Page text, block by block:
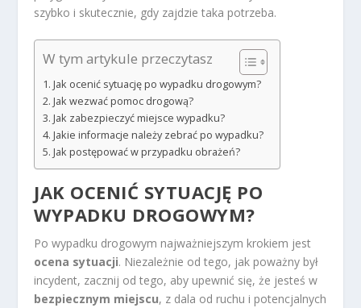
szybko i skutecznie, gdy zajdzie taka potrzeba.
W tym artykule przeczytasz
Jak ocenić sytuację po wypadku drogowym?
Jak wezwać pomoc drogową?
Jak zabezpieczyć miejsce wypadku?
Jakie informacje należy zebrać po wypadku?
Jak postępować w przypadku obrażeń?
JAK OCENIĆ SYTUACJĘ PO
WYPADKU DROGOWYM?
Po wypadku drogowym najważniejszym krokiem jest
ocena sytuacji. Niezależnie od tego, jak poważny był
incydent, zacznij od tego, aby upewnić się, że jesteś w
bezpiecznym miejscu, z dala od ruchu i potencjalnych